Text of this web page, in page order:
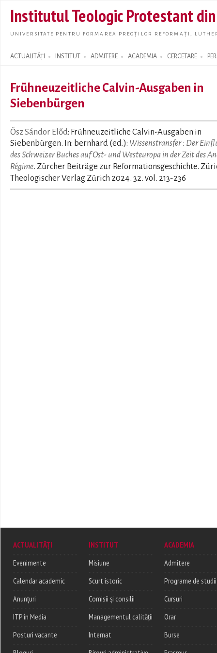
main
Institutul Teologic Protestant
UNIVERSITATE PENTRU FORMAREA PREOȚILOR REFORMAȚI,
ACTUALITĂȚI INSTITUT ADMITERE ACADEMIA CERCETARE
Search form
Frühneuzeitliche Calvin-Ausgaben in
Siebenbürgen
Ősz Sándor Előd: Frühneuzeitliche Calvin-Ausgaben in
Siebenbürgen. In: bernhard (ed.): Wissenstransfer : Der
des Schweizer Buches auf Ost- und Westeuropa in der Zeit des
Régime. Zürcher Beiträge zur Reformationsgeschichte.
Theologischer Verlag Zürich 2024. 32. vol. 213-236
ACTUALITĂȚI
Evenimente
Calendar academic
Anunțuri
ITP în Media
Posturi vacante
INSTITUT
Misiune
Scurt istoric
Comisii și consilii
Managementul calității
Internat
ACADEMIA
Admitere
Programe de studii
Cursuri
Orar
Burse